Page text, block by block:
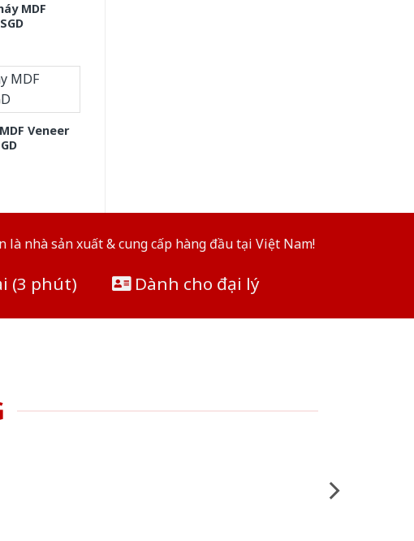
MDF
Veneer
nhà sản xuất & cung cấp hàng đầu tại Việt Nam!
(3 phút) Dành cho đại lý